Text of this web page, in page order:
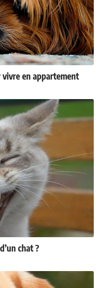
vivre en appartement
chat ?